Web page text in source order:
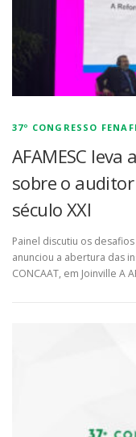
37º CONGRESSO
AFAMESC
sobre o
século XXI
Painel discutiu os
anunciou a abertura das
CONCAAT, em Joinville A